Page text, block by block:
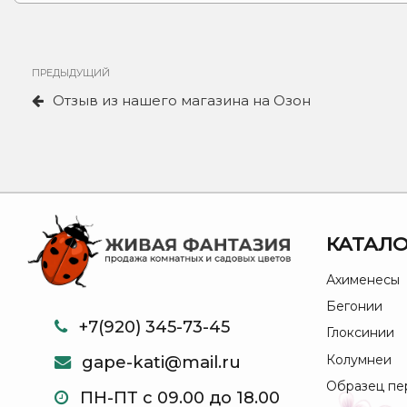
Навигация
по
записям
Предыдущая
запись
ПРЕДЫДУЩИЙ
Отзыв из нашего магазина на Озон
+7(920) 345-73-45
gape-kati@mail.ru
ПН-ПТ с 09.00 до 18.00
Ахименесы
Бегонии
Глоксинии
Колумнеи
Образец